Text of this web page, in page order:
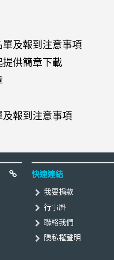
單及報到注意事項
提供簡章下載
及報到注意事項
快速連結
我要捐款
行事曆
聯絡我們
隱私權聲明